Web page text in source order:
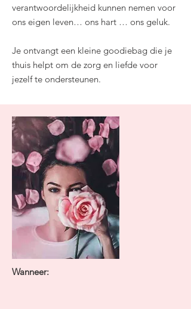
verantwoordelijkheid kunnen nemen voor
ons eigen leven… ons hart … ons geluk.
Je ontvangt een kleine goodiebag die je
thuis helpt om de zorg en liefde voor
jezelf te ondersteunen.
Wanneer: